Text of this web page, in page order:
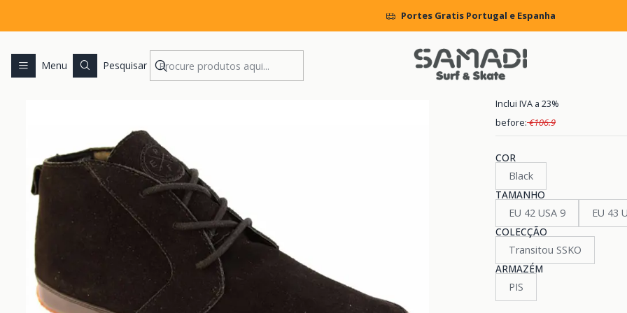
Menu Pesquisar
Portes Gratis Portugal e Espanha
FOOTWEAR Boots Botas Homem Reef Kitchi Kah Mi
|
Botas
Inclui IVA a 23%
before:€106.9
COR
Black
TAMANHO
EU 42 USA 9
COLECÇÃO
Transitou SSKO
ARMAZÉM
PIS